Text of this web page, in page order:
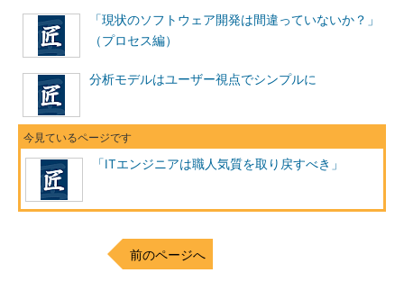
「現状のソフトウェア開発は間違っていないか？」
（プロセス編）
分析モデルはユーザー視点でシンプルに
「ITエンジニアは職人気質を取り戻すべき」
前のページへ